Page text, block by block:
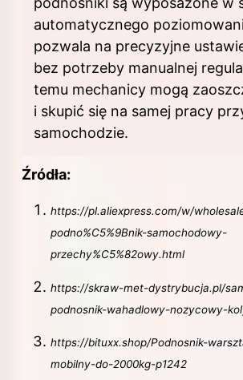
automatycznego
pozwala na precyzyjne
bez potrzeby manualnej
temu mechanicy mogą
i skupić się na samej pracy
samochodzie.
Źródła:
https://pl.aliexpress.com/w/
podno%C5%9Bnik-samochodowy-
przechy%C5%82owy.html
https://skraw-met-dystrybucja.pl/
podnosnik-wahadlowy-nozycowy-
https://bituxx.shop/Podnosnik-
mobilny-do-2000kg-p1242